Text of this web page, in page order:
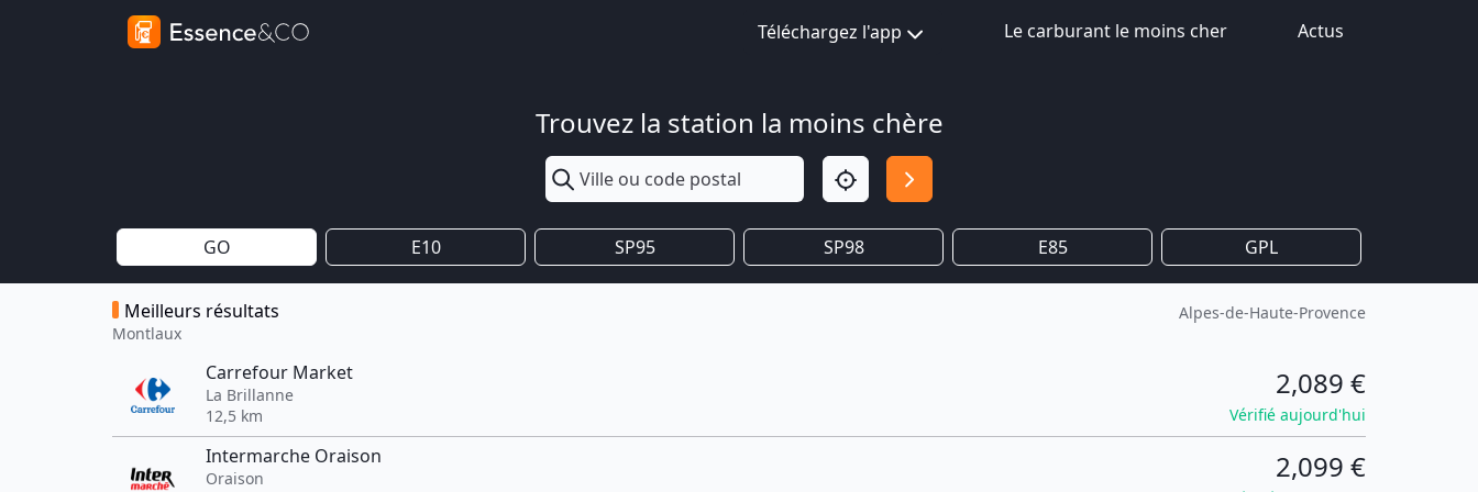
Téléchargez l'app Le carburant le moins cher Actus
Trouvez la station la moins chère
GO E10 SP95 SP98 E85 GPL
Meilleurs résultats
Montlaux
Alpes-de-Haute-Provence
Carrefour Market
La Brillanne
12,5 km
2,089 €
Vérifié aujourd'hui
Intermarche Oraison
Oraison
2,099 €